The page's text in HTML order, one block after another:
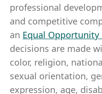
professional
and competitive
an Equal Opportunity
decisions are made
color, religion,
sexual orientation,
expression, age,